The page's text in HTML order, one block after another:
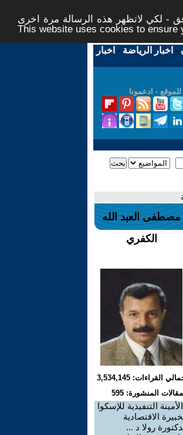
- لكي لاتظهر هذه الرسالة مرة اخرى -
This website uses cookies to ensure
- اخبار الرياضة - اخبار
للموقع - ادعمونا
مصطفى العبد الله
الكفري
القراءات: 3,534,145
المنشورة: 595
الأمينة التنفيذية للإسكوا
الاقتصادية
رولا د ...